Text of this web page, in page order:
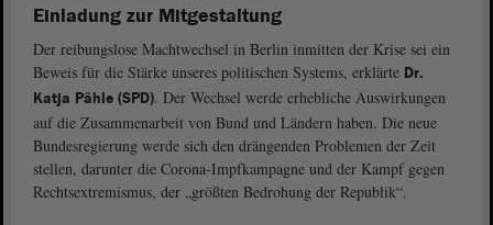
Einladung zur Mitgestaltung
Der reibungslose Machtwechsel in Berlin inmitten der Krise sei ein
Beweis für die Stärke unseres politischen Systems, erklärte Dr.
Katja Pähle (SPD). Der Wechsel werde erhebliche Auswirkungen
auf die Zusammenarbeit von Bund und Ländern haben. Die neue
Bundesregierung werde sich den drängenden Problemen der Zeit
stellen, darunter die Corona-Impfkampagne und der Kampf gegen
Rechtsextremismus, der „größten Bedrohung der Republik“.